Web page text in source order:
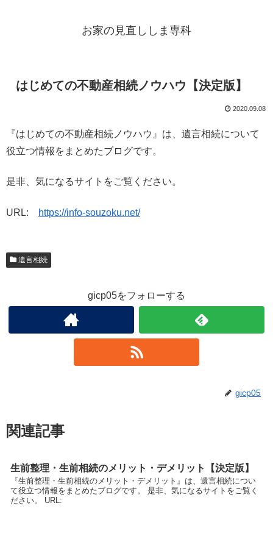
お家の見直ししま専科
はじめての不動産相続ノウハウ【決定版】
2020.09.08
『はじめての不動産相続ノウハウ』は、遺言相続について
役立つ情報をまとめたブログです。
是非、気になるサイトをご覧ください。
URL: https://info-souzoku.net/
遺言相続
gicp05をフォローする
gicp05
関連記事
生前整理・生前相続のメリット・デメリット【決定版】
『生前整理・生前相続のメリット・デメリット』は、遺言相続につい
て役立つ情報をまとめたブログです。 是非、気になるサイトをご覧く
ださい。 URL: